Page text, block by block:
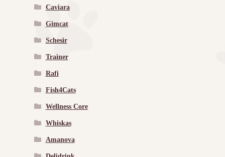
Caviara
Gimcat
Schesir
Trainer
Rafi
Fish4Cats
Wellness Core
Whiskas
Amanova